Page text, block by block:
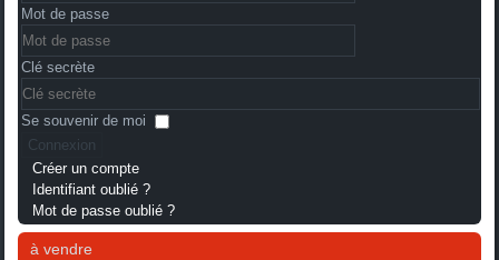
Mot de passe
Clé secrète
Se souvenir de moi
Connexion
Créer un compte
Identifiant oublié ?
Mot de passe oublié ?
à vendre